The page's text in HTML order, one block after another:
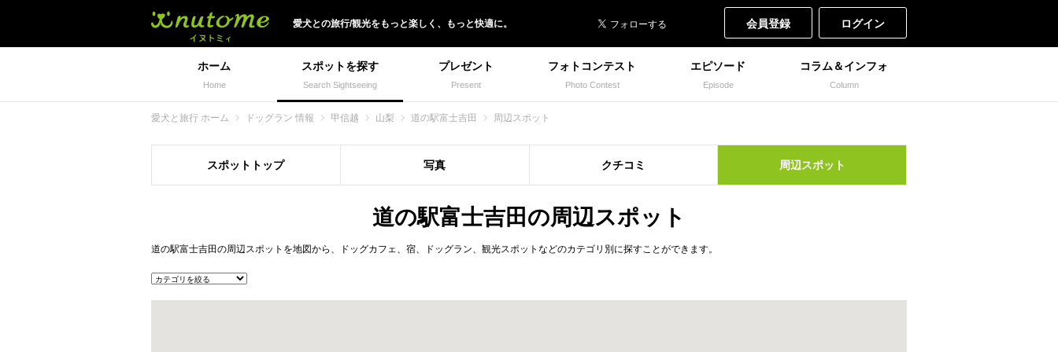
愛犬との旅行/観光をもっと楽しく、 もっと快適に。 会員登録 ログイン
ホーム
Home
スポットを探す
Search Sightseeing
プレゼント
Present
フォトコンテスト
Photo Contest
エピソード
Episode
コラム＆インフォ
Column
愛犬と旅行 ホーム ドッグラン 情報 甲信越 山梨 道の駅富士吉田 周辺スポット
スポット トップ 写真 クチコミ 周辺 スポット
道の駅富士吉田の周辺スポット
道の駅富士吉田の周辺スポットを地図から、ドッグカフェ、宿、ドッグラン、観光スポットなどのカテゴリ別に探すことができます。